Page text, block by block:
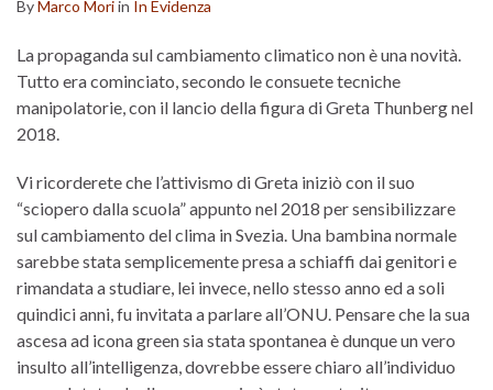
ByMarco Moriin In Evidenza
La propaganda sul cambiamento climatico non è una novità.
Tutto era cominciato, secondo le consuete tecniche
manipolatorie, con il lancio della figura di Greta Thunberg nel
2018.
Vi ricorderete che l’attivismo di Greta iniziò con il suo
“sciopero dalla scuola” appunto nel 2018 per sensibilizzare
sul cambiamento del clima in Svezia. Una bambina normale
sarebbe stata semplicemente presa a schiaffi dai genitori e
rimandata a studiare, lei invece, nello stesso anno ed a soli
quindici anni, fu invitata a parlare all’ONU. Pensare che la sua
ascesa ad icona green sia stata spontanea è dunque un vero
insulto all’intelligenza, dovrebbe essere chiaro all’individuo